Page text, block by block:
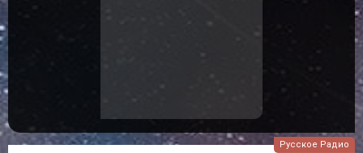
Русское Радио